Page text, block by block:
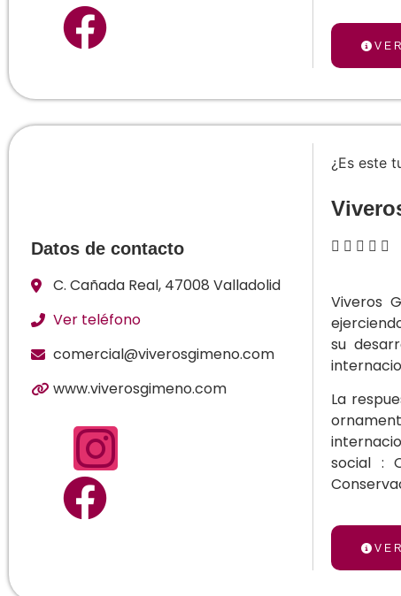
Datos de contacto
C. Cañada Real, 47008 Valladolid
Ver teléfono
comercial@viverosgimeno.com
www.viverosgimeno.com
¿Es este
    
Viveros
su
La
social :